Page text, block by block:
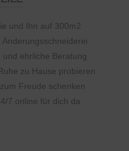
und Ihn auf 300m2
Änderungsschneiderei
und ehrliche Beratung
zu Hause probieren
Freude schenken
7 online für dich da